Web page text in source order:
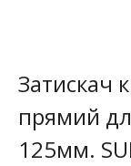
Затискач
прямий
125мм.